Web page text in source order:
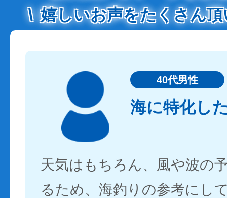
嬉しいお声をたくさん
40代男性
海に特化し
天気はもちろん、風や波の
るため、海釣りの参考にし